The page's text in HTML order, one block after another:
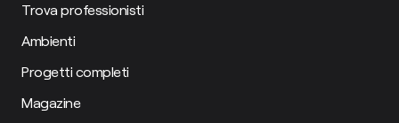
Trova professionisti
Ambienti
Progetti completi
Magazine